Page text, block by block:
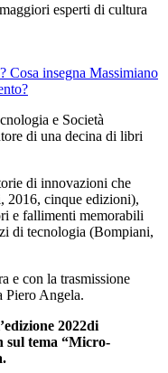
esperti di cultura
Cosa insegna Massimiano
e Società
di una decina di libri
di innovazioni che
2016, cinque edizioni),
e fallimenti memorabili
di tecnologia (Bompiani,
e con la trasmissione
Piero Angela.
2022di
sul tema “Micro-